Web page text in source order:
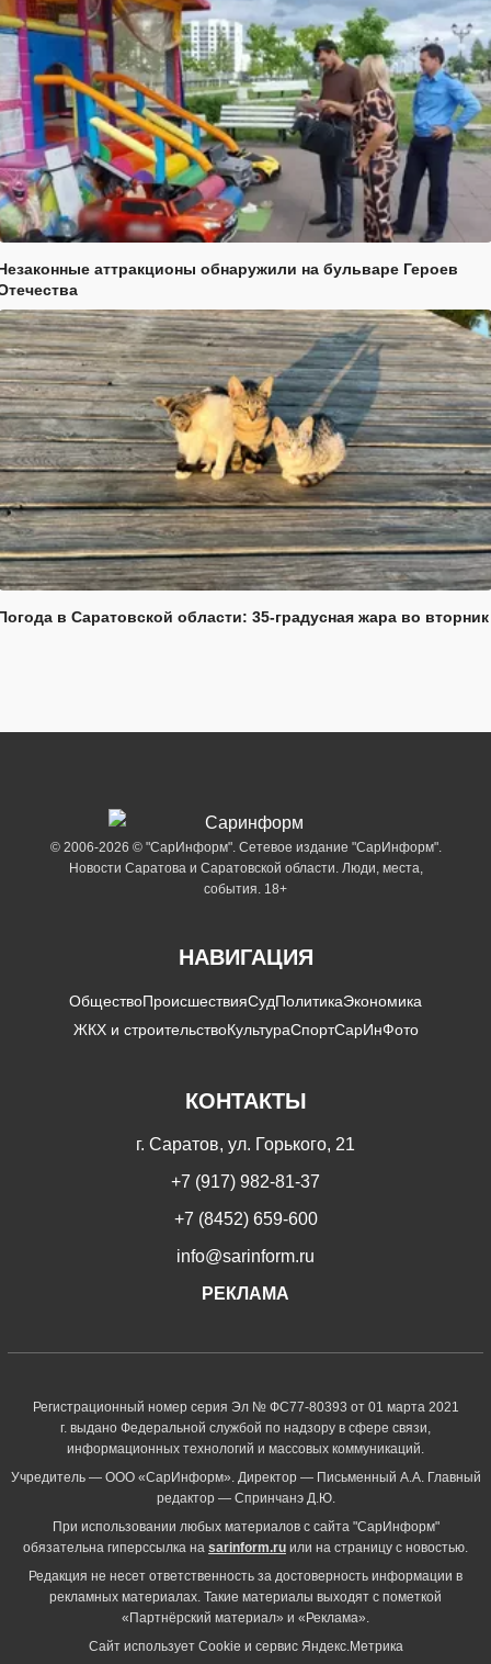
аттракционы обнаружили на бульваре Героев
в Саратовской области: 35-градусная жара во вторник
© 2006-2026 © "СарИнформ". Сетевое издание "СарИнформ".
Новости Саратова и Саратовской области. Люди, места,
события. 18+
НАВИГАЦИЯ
ОбществоПроисшествияСудПолитикаЭкономика
ЖКХ и строительствоКультураСпортСарИнФото
КОНТАКТЫ
г. Саратов, ул. Горького, 21
+7 (917) 982-81-37
+7 (8452) 659-600
info@sarinform.ru
РЕКЛАМА
Регистрационный номер серия Эл № ФС77-80393 от 01 марта 2021
г. выдано Федеральной службой по надзору в сфере связи,
информационных технологий и массовых коммуникаций.
Учредитель — ООО «СарИнформ». Директор — Письменный А.А. Главный
редактор — Спринчанэ Д.Ю.
При использовании любых материалов с сайта "СарИнформ"
обязательна гиперссылка на sarinform.ru или на страницу с новостью.
Редакция не несет ответственность за достоверность информации в
рекламных материалах. Такие материалы выходят с пометкой
«Партнёрский материал» и «Реклама».
Сайт использует Cookie и сервиc Яндекс.Метрика